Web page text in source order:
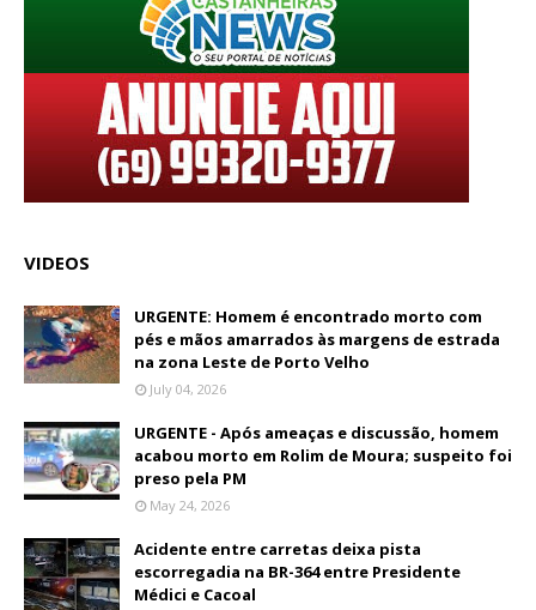
VIDEOS
URGENTE: Homem é encontrado morto com
pés e mãos amarrados às margens de estrada
na zona Leste de Porto Velho
July 04, 2026
URGENTE - Após ameaças e discussão, homem
acabou morto em Rolim de Moura; suspeito foi
preso pela PM
May 24, 2026
Acidente entre carretas deixa pista
escorregadia na BR-364 entre Presidente
Médici e Cacoal